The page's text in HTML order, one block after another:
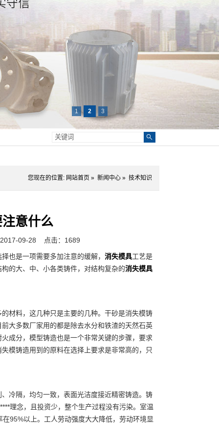
1 2 3
您现在的位置: 网站首页 » 新闻中心 » 技术知识
意什么
09-28 点击：1689
是一项需要多加注意的缓解， 消失模具工艺是
的大、中、小各类铸件，对结构复杂的消失模具
料，这几种只是主要的几种。干砂是消失模铸
大多数厂家用的都是除去水分和铁渣的天然石英
成分，模型铸造也是一个非常关键的步骤，要求
模铸造用到的原料在选择上要求是非常高的，只
隔，均匀一致，表面光洁度接近精密铸造。铸
理念，且投资少，整个生产过程没有污染。室温
95%以上。工人劳动强度大大降低，劳动环境显